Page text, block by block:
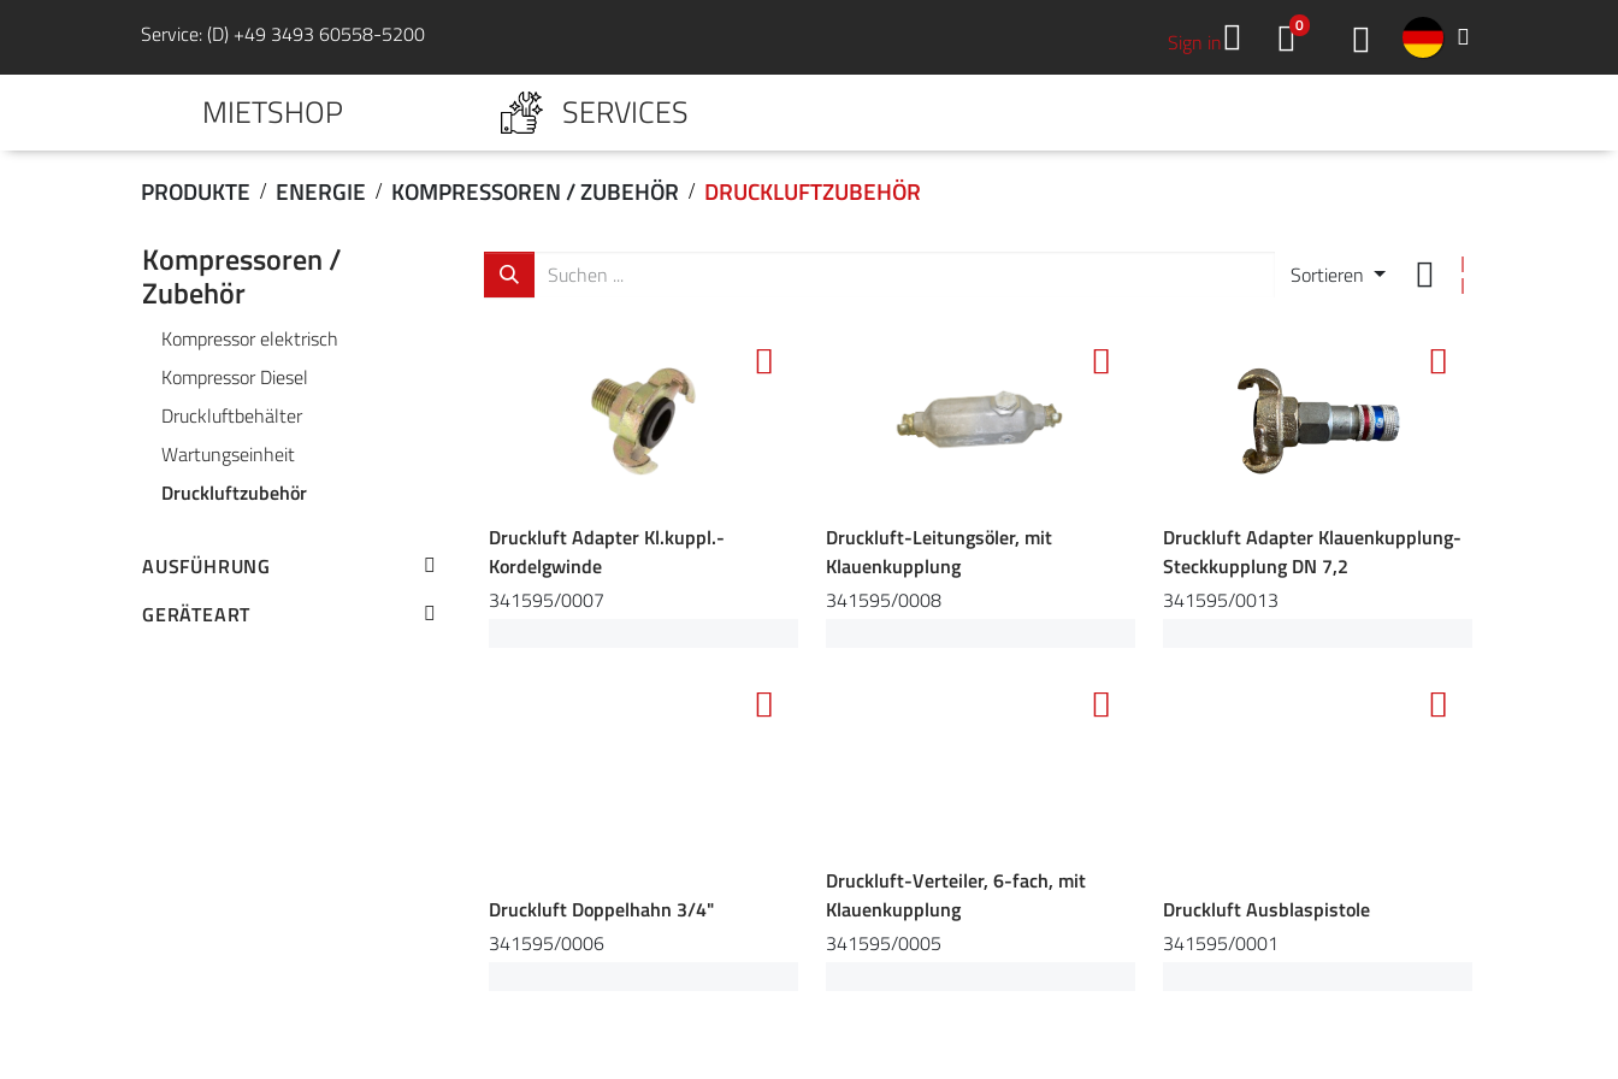
Service: (D) +49 3493 60558-5200 Sign in
0
MIETSHOP SERVICES
PRODUKTE ENERGIE KOMPRESSOREN / ZUBEHÖR DRUCKLUFTZUBEHÖR
Kompressoren /
Zubehör
Kompressor elektrisch
Kompressor Diesel
Druckluftbehälter
Wartungseinheit
Druckluftzubehör
AUSFÜHRUNG
GERÄTEART
Sortieren
Druckluft Adapter Kl.kuppl.-
Kordelgwinde
341595/0007
Druckluft-Leitungsöler, mit
Klauenkupplung
341595/0008
Druckluft Adapter Klauenkupplung-
Steckkupplung DN 7,2
341595/0013
Druckluft Doppelhahn 3/4"
341595/0006
Druckluft-Verteiler, 6-fach, mit
Klauenkupplung
341595/0005
Druckluft Ausblaspistole
341595/0001